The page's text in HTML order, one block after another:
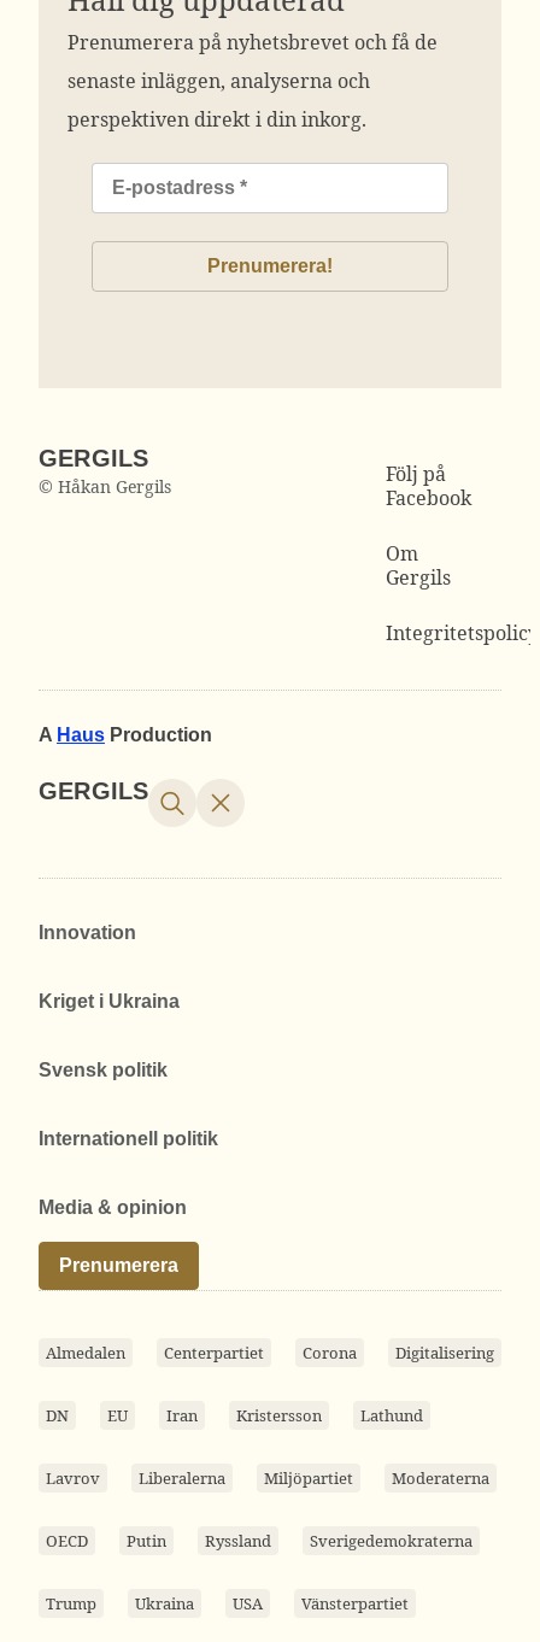
Prenumerera på nyhetsbrevet och få de
senaste inläggen, analyserna och
perspektiven direkt i din inkorg.
GERGILS
© Håkan Gergils
Följ på
Facebook
Om
Gergils
Integritetspolicy
A Haus Production
GERGILS
Innovation
Kriget i Ukraina
Svensk politik
Internationell politik
Media & opinion
Prenumerera
Almedalen Centerpartiet Corona Digitalisering
DN EU Iran Kristersson Lathund
Lavrov Liberalerna Miljöpartiet Moderaterna
OECD Putin Ryssland Sverigedemokraterna
Trump Ukraina USA Vänsterpartiet